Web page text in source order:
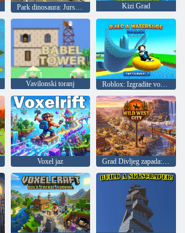
Park dinosaura: Jurski svijet Kizi Grad
Vavilonski toranj Roblox: Izgradite vodeni tobogan
Voxel jaz Grad Divljeg zapada: simulator gradnje